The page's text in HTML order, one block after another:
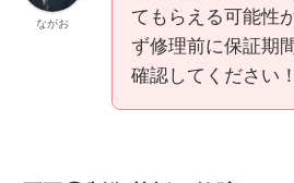
ながお
てもらえる可能性
ず修理前に保証期
確認してください！